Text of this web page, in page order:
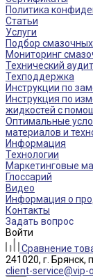
Политика
Статьи
Услуги
Подбор
Мониторинг
Технический
Техподдержка
Инструкции по
Инструкция по
жидкостей с
Оптимальные
материалов и
Информация
Технологии
Маркетинговые
Глоссарий
Видео
Информация о
Контакты
Задать вопрос
Войти
Сравнение
241020, г. Брянск,
client-service@vip-